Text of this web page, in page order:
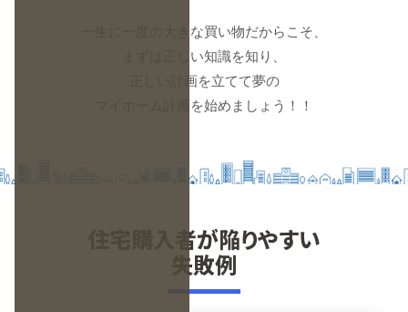
一生に一度の大きな買い物だからこそ、
まずは正しい知識を知り、
正しい計画を立てて夢の
マイホーム計画を始めましょう！！
住宅購入者が陥りやすい
失敗例